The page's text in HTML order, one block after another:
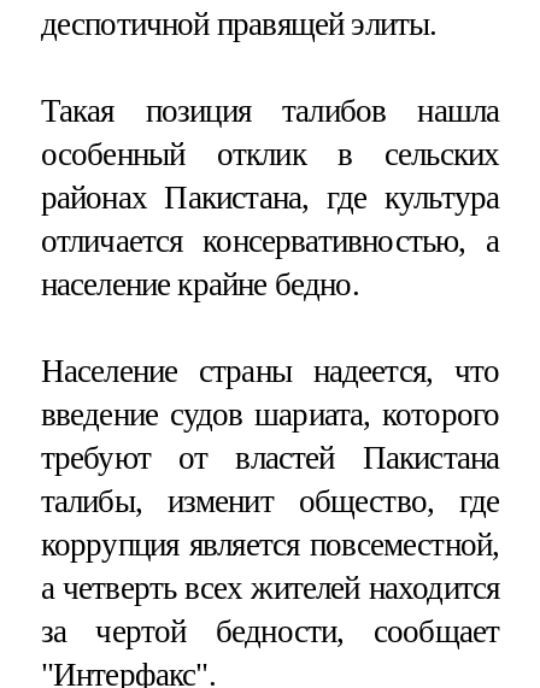
деспотичной правящей элиты.
Такая позиция талибов нашла
особенный отклик в сельских
районах Пакистана, где культура
отличается консервативностью, а
население крайне бедно.
Население страны надеется, что
введение судов шариата, которого
требуют от властей Пакистана
талибы, изменит общество, где
коррупция является повсеместной,
а четверть всех жителей находится
за чертой бедности, сообщает
"Интерфакс".